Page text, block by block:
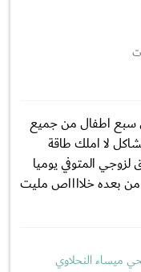
اطفال من جميع
لا املك طاقة
المتوفي يوميا
بعده خلااااص مليت
ميساء النحلاوي